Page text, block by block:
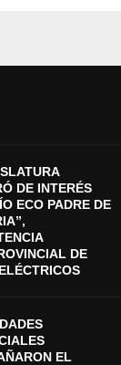
DE INTERÉS
ECO PADRE DE
DE
EL